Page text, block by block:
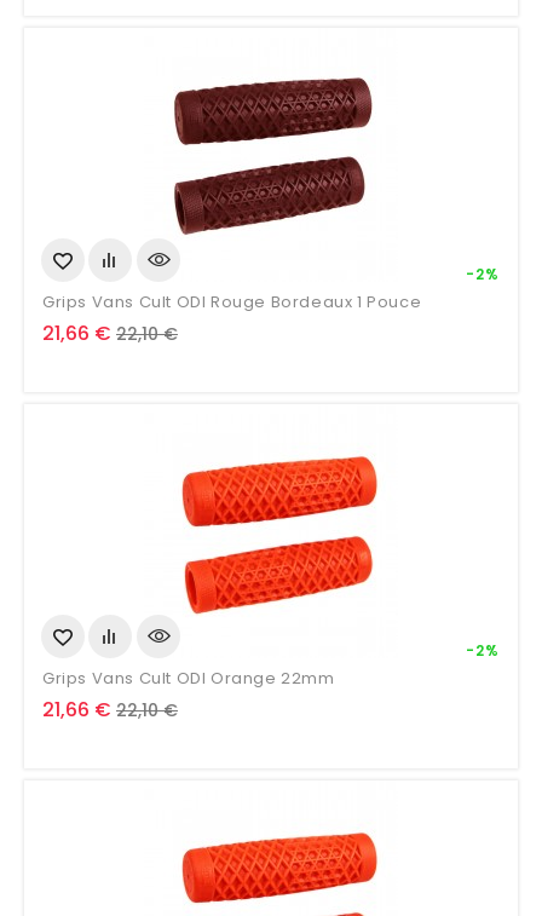
Grips Vans Cult ODI Rouge Bordeaux 1 Pouce
Prix
21,66 €
-2%
Prix
22,10 €
Grips Vans Cult ODI Orange 22mm
Prix
21,66 €
-2%
Prix
22,10 €